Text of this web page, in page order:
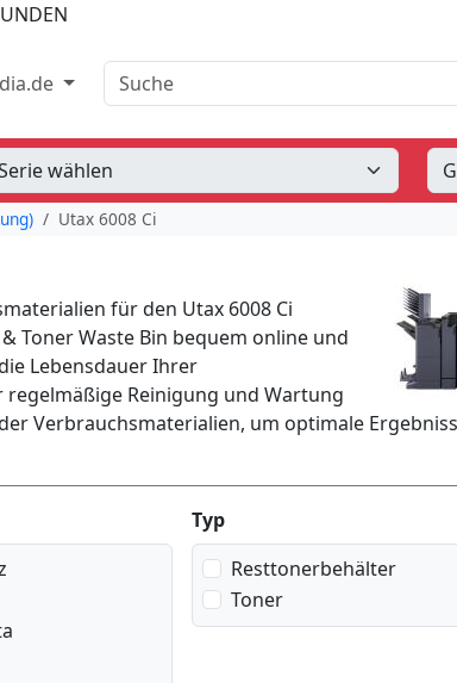
Suche
Utax 6008 Ci
für den Utax 6008 Ci
Toner Waste Bin bequem online und
Lebensdauer Ihrer
Reinigung und Wartung
Verbrauchsmaterialien, um optimale
Typ
Resttonerbehälter
Toner